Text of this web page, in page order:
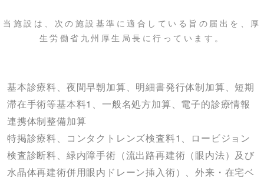
当施設は、次の施設基準に適合している旨の届出を、厚
生労働省九州厚生局長に行っています。
基本診療料、夜間早朝加算、明細書発行体制加算、短期
滞在手術等基本料1、一般名処方加算、電子的診療情報
連携体制整備加算
特掲診療料、コンタクトレンズ検査料1、ロービジョン
検査診断料、緑内障手術（流出路再建術（眼内法）及び
水晶体再建術併用眼内ドレーン挿入術）、外来・在宅ベ